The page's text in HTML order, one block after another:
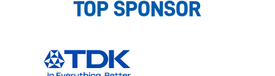
TOP SPONSOR